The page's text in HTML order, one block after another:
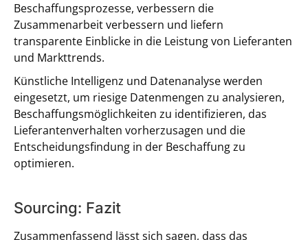
Beschaffungsprozesse, verbessern die
Zusammenarbeit verbessern und liefern
transparente Einblicke in die Leistung von Lieferanten
und Markttrends.
Künstliche Intelligenz und Datenanalyse werden
eingesetzt, um riesige Datenmengen zu analysieren,
Beschaffungsmöglichkeiten zu identifizieren, das
Lieferantenverhalten vorherzusagen und die
Entscheidungsfindung in der Beschaffung zu
optimieren.
Sourcing: Fazit
Zusammenfassend lässt sich sagen, dass das